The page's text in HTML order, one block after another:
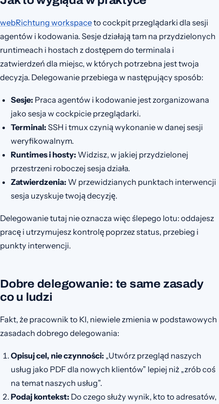
webRichtung workspaceto cockpit przeglądarki dla sesji
agentów i kodowania. Sesje działają tam na przydzielonych
runtimeach i hostach z dostępem do terminala i
zatwierdzeń dla miejsc, w których potrzebna jest twoja
decyzja. Delegowanie przebiega w następujący sposób:
Sesje: Praca agentów i kodowanie jest zorganizowana
jako sesja w cockpicie przeglądarki.
Terminal: SSH i tmux czynią wykonanie w danej sesji
weryfikowalnym.
Runtimes i hosty: Widzisz, w jakiej przydzielonej
przestrzeni roboczej sesja działa.
Zatwierdzenia: W przewidzianych punktach interwencji
sesja uzyskuje twoją decyzję.
Delegowanie tutaj nie oznacza więc ślepego lotu: oddajesz
pracę i utrzymujesz kontrolę poprzez status, przebieg i
punkty interwencji.
Dobre delegowanie: te same zasady
co u ludzi
Fakt, że pracownik to KI, niewiele zmienia w podstawowych
zasadach dobrego delegowania:
Opisuj cel, nie czynności: „Utwórz przegląd naszych
usług jako PDF dla nowych klientów” lepiej niż „zrób coś
na temat naszych usług”.
Podaj kontekst: Do czego służy wynik, kto to adresatów,